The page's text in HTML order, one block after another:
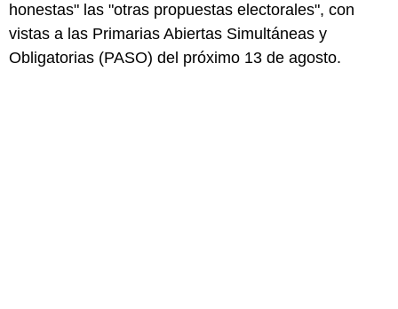
honestas" las "otras propuestas electorales", con
vistas a las Primarias Abiertas Simultáneas y
Obligatorias (PASO) del próximo 13 de agosto.